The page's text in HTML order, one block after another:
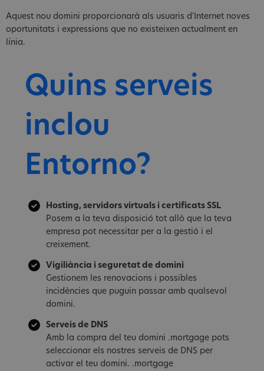
Aquest nou domini proporcionarà als usuaris d'Internet noves
oportunitats i expressions que no existeixen actualment en
línia.
Quins serveis
inclou
Entorno?
Hosting, servidors virtuals i certificats SSL
Posem a la teva disposició tot allò que la teva
empresa pot necessitar per a la gestió i el
creixement.
Vigiliància i seguretat de domini
Gestionem les renovacions i possibles
incidències que puguin passar amb qualsevol
domini.
Serveis de DNS
Amb la compra del teu domini .mortgage pots
seleccionar els nostres serveis de DNS per
activar el teu domini. .mortgage